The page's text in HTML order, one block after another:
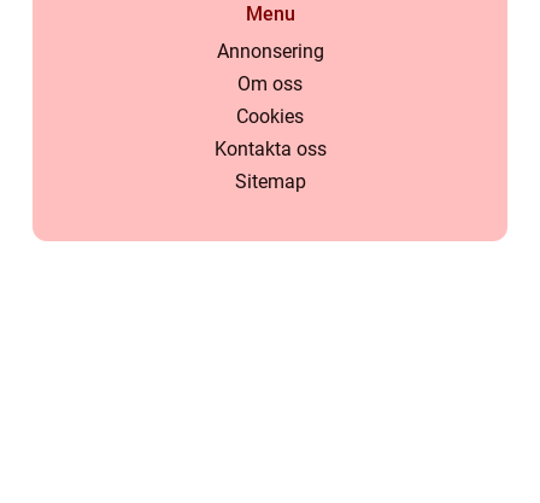
Menu
Annonsering
Om oss
Cookies
Kontakta oss
Sitemap